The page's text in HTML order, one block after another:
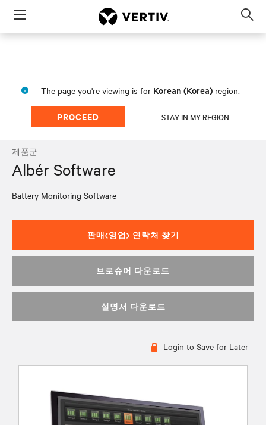
Menu
The page you're viewing is for Korean (Korea) region.
PROCEED STAY IN MY REGION
제품군
Albér Software
Battery Monitoring Software
판매(영업) 연락처 찾기
브로슈어 다운로드
설명서 다운로드
Login to Save for Later